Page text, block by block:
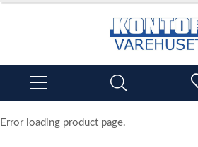
Error loading product page.